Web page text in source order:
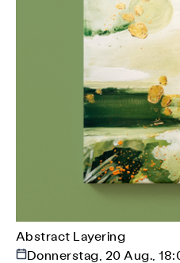
Abstract Layering
Donnerstag, 20 Aug.,